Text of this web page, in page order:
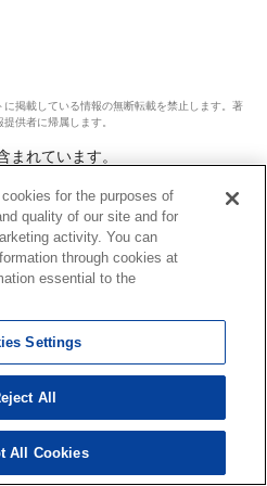
掲載している情報の無断転載を禁止します。著
供者に帰属します。
まれています。
for the purposes of
quality of our site and for
activity. You can
through cookies at
essential to the
Settings
All
All Cookies